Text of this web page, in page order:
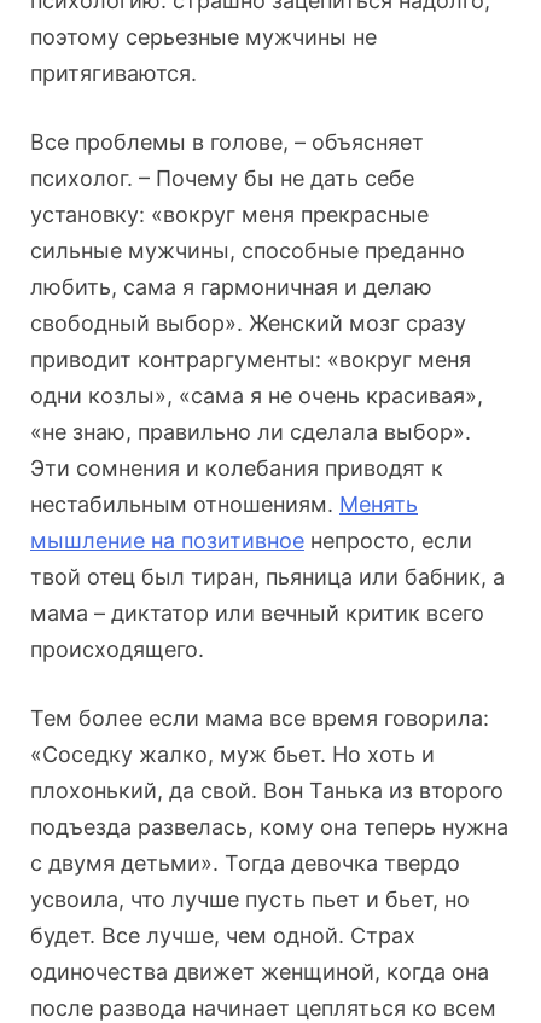
поэтому серьезные мужчины не
притягиваются.
Все проблемы в голове, – объясняет
психолог. – Почему бы не дать себе
установку: «вокруг меня прекрасные
сильные мужчины, способные преданно
любить, сама я гармоничная и делаю
свободный выбор». Женский мозг сразу
приводит контраргументы: «вокруг меня
одни козлы», «сама я не очень красивая»,
«не знаю, правильно ли сделала выбор».
Эти сомнения и колебания приводят к
нестабильным отношениям. Менять
мышление на позитивное непросто, если
твой отец был тиран, пьяница или бабник, а
мама – диктатор или вечный критик всего
происходящего.
Тем более если мама все время говорила:
«Соседку жалко, муж бьет. Но хоть и
плохонький, да свой. Вон Танька из второго
подъезда развелась, кому она теперь нужна
с двумя детьми». Тогда девочка твердо
усвоила, что лучше пусть пьет и бьет, но
будет. Все лучше, чем одной. Страх
одиночества движет женщиной, когда она
после развода начинает цепляться ко всем